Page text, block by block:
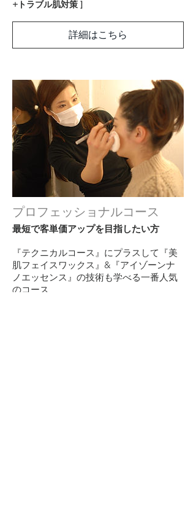
+トラブル肌対策 ]
詳細はこちら
プロフェッショナルコース
最短で客単価アップを目指したい方
『テクニカルコース』にプラスして『美
肌フェイスワックス』&『アイゾーンナ
ノエッセンス』の技術も学べる一番人気
のコース